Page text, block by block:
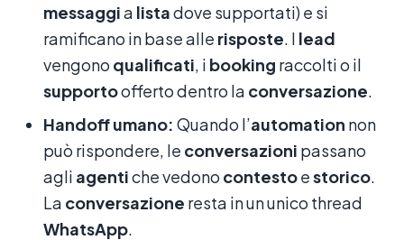
messaggia listadove supportati) e si
ramificano in base alle risposte. I lead
vengono qualificati, i booking raccolti o il
supportoofferto dentro la conversazione.
Handoff umano: Quando l’automation non
può rispondere, le conversazioni passano
agli agentiche vedono contestoestorico.
La conversazione resta in un unico thread
WhatsApp.